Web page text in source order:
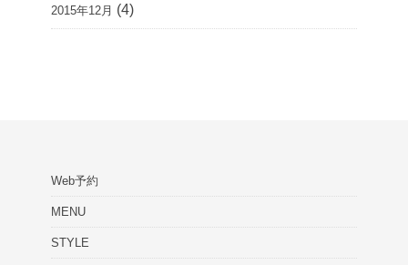
2015年12月 (4)
Web予約
MENU
STYLE